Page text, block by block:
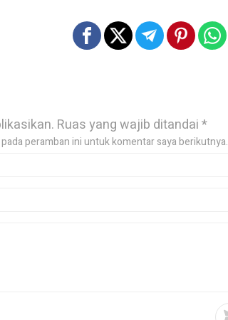
Ruas yang wajib ditandai*
peramban ini untuk komentar saya berikutnya.